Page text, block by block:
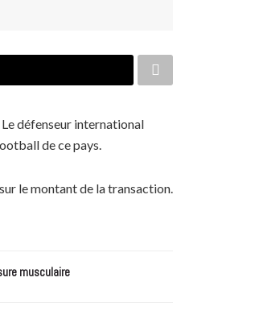
défenseur international
de ce pays.
le montant de la transaction.
musculaire